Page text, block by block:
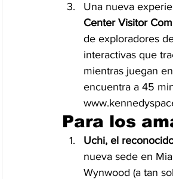
Una nueva
Center Visitor
de exploradores
interactivas que
mientras juegan
encuentra a 45
Para los
Uchi, el
nueva sede en
Wynwood (a tan